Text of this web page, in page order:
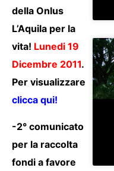
della Onlus
L’Aquila per la
vita! Lunedi 19
Dicembre 2011.
Per visualizzare
clicca qui!
-2° comunicato
per la raccolta
fondi a favore